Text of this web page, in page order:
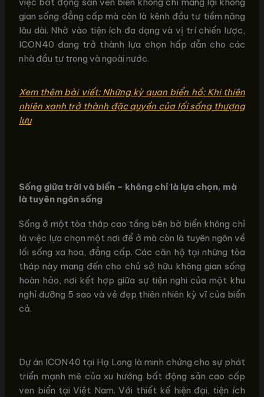
gian sống đẳng cấp mà còn là kênh đầu tư tiềm năng
lâu dài. Nhờ vào tiện ích đa dạng và vị trí chiến lược,
ICON40 đang trở thành lựa chọn hấp dẫn cho các
nhà đầu tư trong và ngoài nước.
Xem thêm bài viết: Những kỳ quan biển hồ: Khi thiên
nhiên xanh trở thành đặc quyền của lối sống thượng
lưu
Sống giữa trời và biển – không chỉ là lựa chọn, mà
là tuyên ngôn sống
Sống ở một tòa tháp cao tầng bên bờ biển không chỉ
là việc lựa chọn một nơi để ở mà còn là tuyên ngôn về
lối sống xa hoa, đẳng cấp. Các căn hộ tại những tòa
tháp này mang đến cho chủ sở hữu không gian sống
hoàn hảo, nơi kết hợp giữa sự tiện nghi của một khu
nghỉ dưỡng 5 sao và vẻ đẹp thiên nhiên kỳ vĩ của biển
cả.
Dự án ICON40 tại Hạ Long là minh chứng cho sự phát
triển mạnh mẽ của xu hướng bất động sản cao cấp
ven biển tại Việt Nam. Với thiết kế hiện đại, tiện ích